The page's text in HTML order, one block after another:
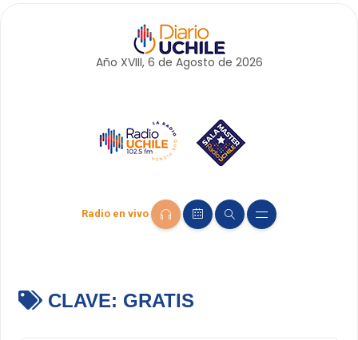
Año XVIII, 6 de Agosto de 2026
Radio en vivo
CLAVE: GRATIS